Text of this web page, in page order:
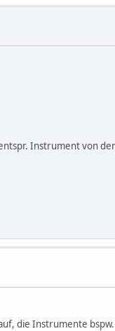
Instrument von
die Instrumente